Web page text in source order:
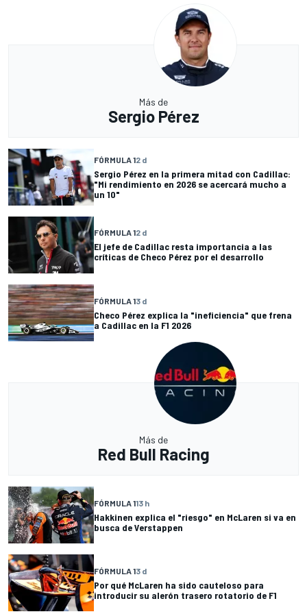
Más de
Sergio Pérez
FÓRMULA 12 d
Sergio Pérez en la primera mitad con Cadillac:
"Mi rendimiento en 2026 se acercará mucho a
un 10"
FÓRMULA 12 d
El jefe de Cadillac resta importancia a las
críticas de Checo Pérez por el desarrollo
FÓRMULA 13 d
Checo Pérez explica la "ineficiencia" que frena
a Cadillac en la F1 2026
Más de
Red Bull Racing
FÓRMULA 113 h
Hakkinen explica el "riesgo" en McLaren si va en
busca de Verstappen
FÓRMULA 13 d
Por qué McLaren ha sido cauteloso para
introducir su alerón trasero rotatorio de F1